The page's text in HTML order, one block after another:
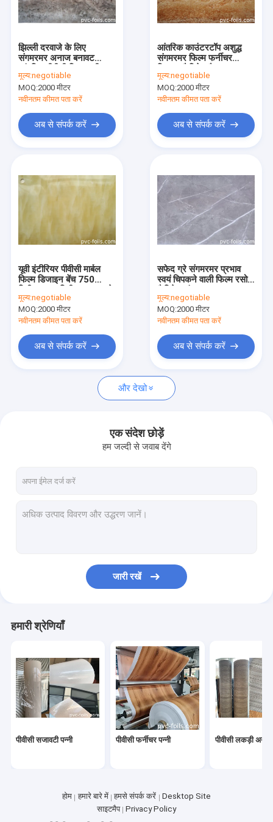
हमारे बारे में
गुणवत्ता नियंत्रण
हमसे संपर्क करें
समाचार
पीवीसी सजावटी पन्नी
पीवीसी फर्नीचर पन्नी
पीवीसी सजावटी फिल्म
पीवीसी स्वयं चिपकने वाली फिल्म
उच्च चमक पीवीसी फिल्म
फर्नीचर के लिए पीवीसी झिल्ली पन्नी
झिल्ली दरवाजे के लिए
संगमरमर अनाज बनावट
प्रतिरोध
मूल्य:negotiable
MOQ:2000 मीटर
नवीनतम कीमत पता करें
अब से संपर्क करें
आंतरिक काउंटरटॉप अशुद्ध
संगमरमर फिल्म फर्नीचर
मूल्य:negotiable
MOQ:2000 मीटर
नवीनतम कीमत पता करें
अब से संपर्क करें
यूवी इंटीरियर पीवीसी मार्बल
फिल्म डिजाइन बेंच 750
के लिए
मूल्य:negotiable
MOQ:2000 मीटर
नवीनतम कीमत पता करें
अब से संपर्क करें
सफेद ग्रे संगमरमर प्रभाव
स्वयं चिपकने वाली फिल्म रसोई
मूल्य:negotiable
MOQ:2000 मीटर
नवीनतम कीमत पता करें
अब से संपर्क करें
और देखो
एक संदेश छोड़ें
हम जल्दी से जवाब देंगे
जारी रखें
हमारी श्रेणियाँ
पीवीसी सजावटी पन्नी पीवीसी फर्नीचर पन्नी पीवीसी लकड़ी अनाज
होम हमारे बारे में हमसे संपर्क करें
Desktop Site
साइटमैप
Privacy Policy